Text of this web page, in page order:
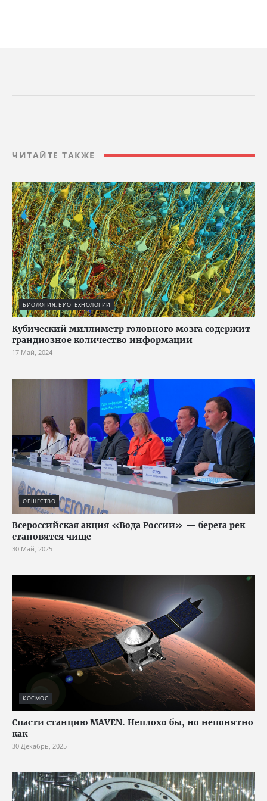
ЧИТАЙТЕ ТАКЖЕ
БИОЛОГИЯ, БИОТЕХНОЛОГИИ
Кубический миллиметр головного мозга содержит
грандиозное количество информации
17 Май, 2024
ОБЩЕСТВО
Всероссийская акция «Вода России» — берега рек
становятся чище
30 Май, 2025
КОСМОС
Спасти станцию MAVEN. Неплохо бы, но непонятно
как
30 Декабрь, 2025